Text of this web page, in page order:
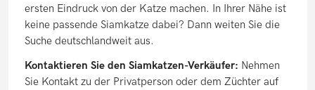
ersten Eindruck von der Katze machen. In Ihrer Nähe ist
keine passende Siamkatze dabei? Dann weiten Sie die
Suche deutschlandweit aus.
Kontaktieren Sie den Siamkatzen-Verkäufer: Nehmen
Sie Kontakt zu der Privatperson oder dem Züchter auf